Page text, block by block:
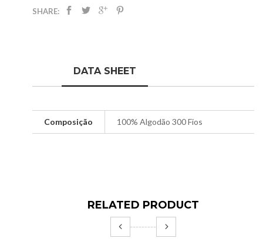
SHARE:
DATA SHEET
Composição 100% Algodão 300 Fios
RELATED PRODUCT